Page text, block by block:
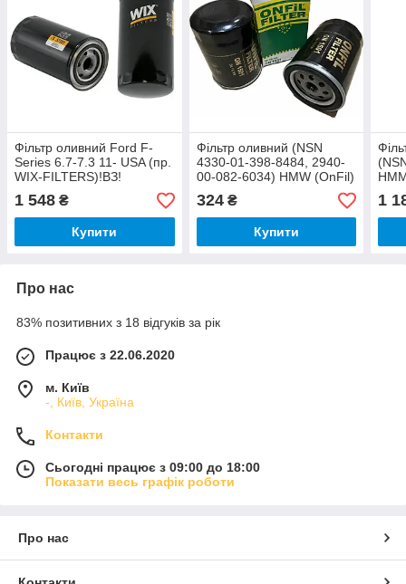
Фільтр оливний Ford F-
Series 6.7-7.3 11- USA (пр.
WIX-FILTERS)!ВЗ!
1 548 ₴
Купити
Фільтр оливний (NSN
4330-01-398-8484, 2940-
00-082-6034) HMW (OnFil)
324₴
Купити
1
Про нас
83% позитивних з 18 відгуків за рік
Працює з 22.06.2020
м. Київ
-, Київ, Україна
Контакти
Сьогодні працює з 09:00 до 18:00
Показати весь графік роботи
Про нас